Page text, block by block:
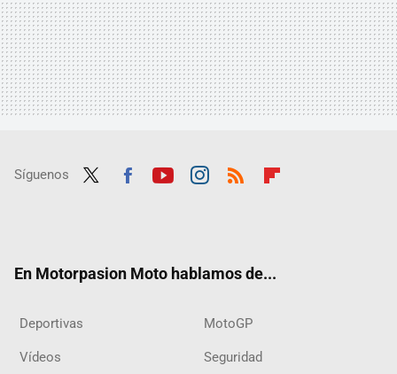
Síguenos
En Motorpasion Moto hablamos de...
Deportivas MotoGP
Vídeos Seguridad